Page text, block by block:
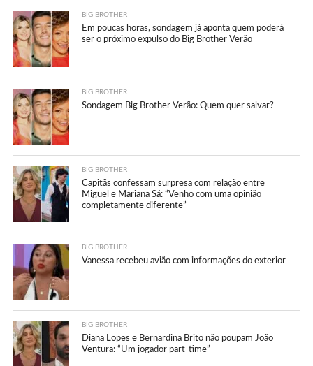
BIG BROTHER
Em poucas horas, sondagem já aponta quem poderá
ser o próximo expulso do Big Brother Verão
BIG BROTHER
Sondagem Big Brother Verão: Quem quer salvar?
BIG BROTHER
Capitãs confessam surpresa com relação entre
Miguel e Mariana Sá: “Venho com uma opinião
completamente diferente”
BIG BROTHER
Vanessa recebeu avião com informações do exterior
BIG BROTHER
Diana Lopes e Bernardina Brito não poupam João
Ventura: “Um jogador part-time”